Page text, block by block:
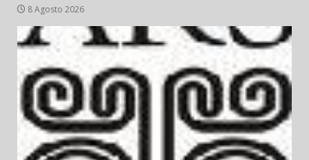
8 Agosto 2026